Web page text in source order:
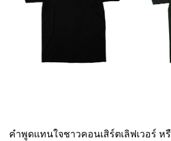
คำพูดแทนใจชาวคอนเสิร์ตเลิฟเวอร์ ห